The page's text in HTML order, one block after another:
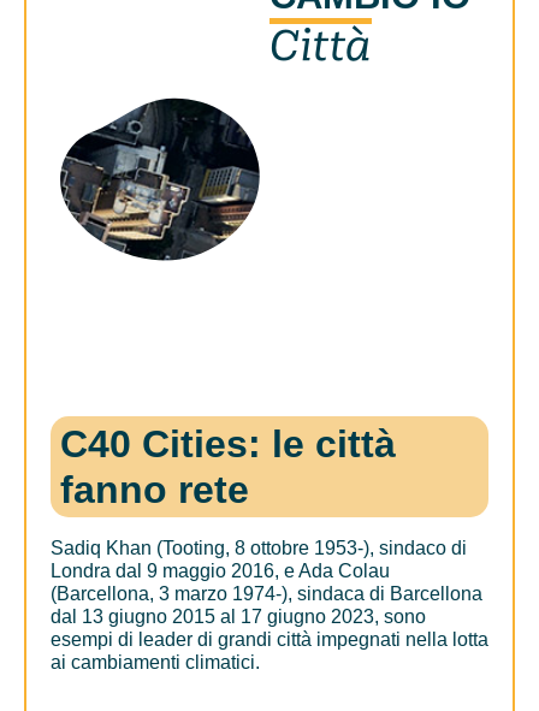
Città
C40 Cities: le città
fanno rete
Sadiq Khan (Tooting, 8 ottobre 1953-), sindaco di
Londra dal 9 maggio 2016, e Ada Colau
(Barcellona, 3 marzo 1974-), sindaca di Barcellona
dal 13 giugno 2015 al 17 giugno 2023, sono
esempi di leader di grandi città impegnati nella lotta
ai cambiamenti climatici.